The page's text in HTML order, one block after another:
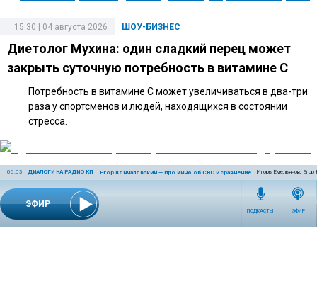
ЭФИР
06:03 | ДИАЛОГИ НА РАДИО КП Егор Кончаловский — про кино об СВО и сравнение «Одиссеи» своего
Игорь Емельянов, Егор
ПОДКАСТЫ ЭФИР
ШОУ-БИЗНЕС
15:30 | 04 августа 2026
Диетолог Мухина: один сладкий перец может
закрыть суточную потребность в витамине C
Потребность в витамине C может увеличиваться в два-три
раза у спортсменов и людей, находящихся в состоянии
стресса.
ШОУ-БИЗНЕС
14:40 | 27 июля 2026
Адвокат объяснил, какие риски связаны с
подаренной Долиной квартирой